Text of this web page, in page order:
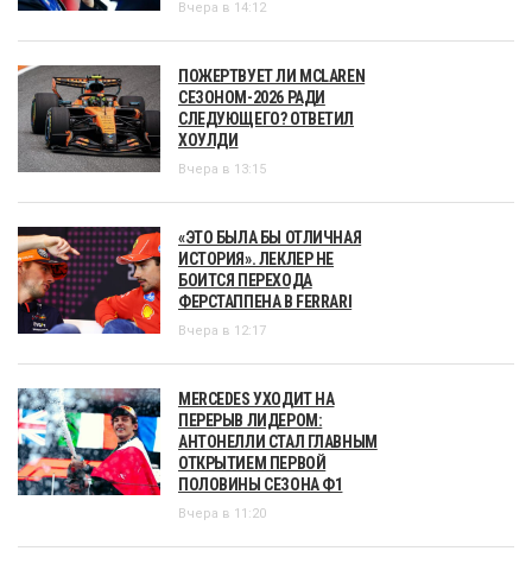
Вчера в 14:12
ПОЖЕРТВУЕТ ЛИ MCLAREN
СЕЗОНОМ-2026 РАДИ
СЛЕДУЮЩЕГО? ОТВЕТИЛ
ХОУЛДИ
Вчера в 13:15
«ЭТО БЫЛА БЫ ОТЛИЧНАЯ
ИСТОРИЯ». ЛЕКЛЕР НЕ
БОИТСЯ ПЕРЕХОДА
ФЕРСТАППЕНА В FERRARI
Вчера в 12:17
MERCEDES УХОДИТ НА
ПЕРЕРЫВ ЛИДЕРОМ:
АНТОНЕЛЛИ СТАЛ ГЛАВНЫМ
ОТКРЫТИЕМ ПЕРВОЙ
ПОЛОВИНЫ СЕЗОНА Ф1
Вчера в 11:20